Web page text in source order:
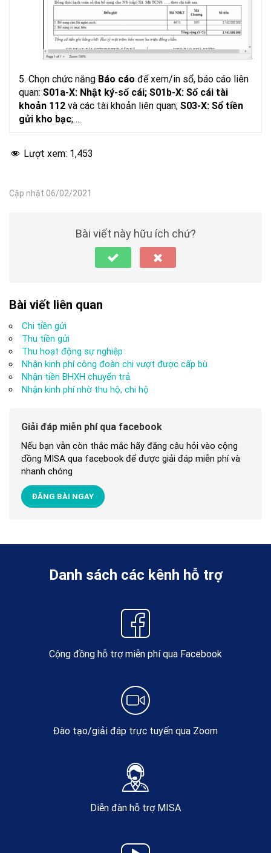
5. Chọn chức năng Báo cáo để xem/in sổ, báo cáo liên
quan: S01a-X: Nhật ký-sổ cái; S01b-X: Sổ cái tài
khoản 112 và các tài khoản liên quan; S03-X: Sổ tiền
gửi kho bạc;….
Lượt xem: 1,453
Cập nhật 06/02/2021
Bài viết này hữu ích chứ?
Bài viết liên quan
Chi tiền gửi
Thu tiền gửi
Thu hoạt động sự nghiệp
Nhận kinh phí công đoàn chi vượt được cấp bù
Nhận tiền BHXH chuyển trả
Nhận kinh phí nhờ thu hộ, chi hộ
Giải đáp miễn phí qua facebook
Nếu bạn vẫn còn thắc mắc hãy đăng câu hỏi vào cộng
đồng MISA qua facebook để được giải đáp miễn phí và
nhanh chóng
ĐĂNG BÀI NGAY
Danh sách các kênh hỗ trợ
Cộng đồng hỗ trợ miễn phí qua Facebook
Đào tạo/giải đáp trực tuyến qua Zoom
Diễn đàn hỗ trợ MISA